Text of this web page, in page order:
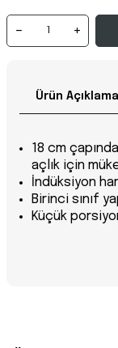
Ürün
18 cm
açlık için
İndüksiyon
Birinci sınıf
Küçük